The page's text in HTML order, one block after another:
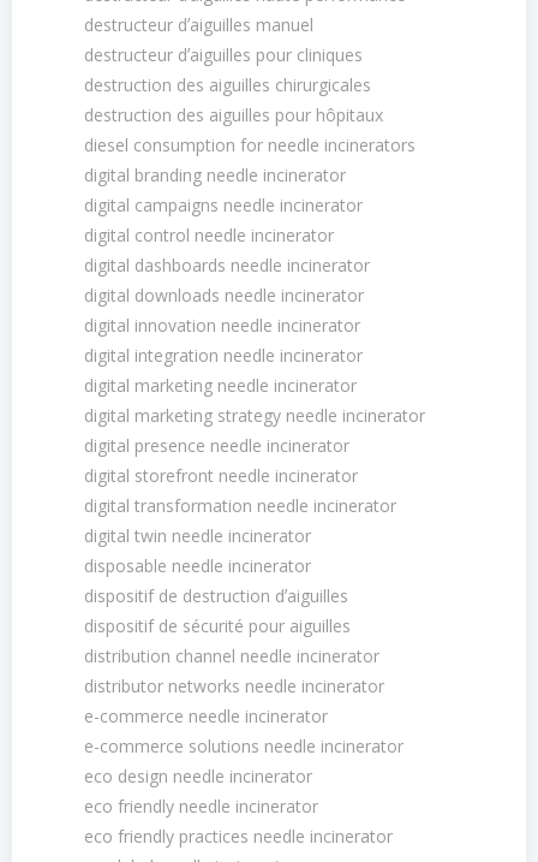
destructeur dʼaiguilles manuel
destructeur dʼaiguilles pour cliniques
destruction des aiguilles chirurgicales
destruction des aiguilles pour hôpitaux
diesel consumption for needle incinerators
digital branding needle incinerator
digital campaigns needle incinerator
digital control needle incinerator
digital dashboards needle incinerator
digital downloads needle incinerator
digital innovation needle incinerator
digital integration needle incinerator
digital marketing needle incinerator
digital marketing strategy needle incinerator
digital presence needle incinerator
digital storefront needle incinerator
digital transformation needle incinerator
digital twin needle incinerator
disposable needle incinerator
dispositif de destruction dʼaiguilles
dispositif de sécurité pour aiguilles
distribution channel needle incinerator
distributor networks needle incinerator
e-commerce needle incinerator
e-commerce solutions needle incinerator
eco design needle incinerator
eco friendly needle incinerator
eco friendly practices needle incinerator